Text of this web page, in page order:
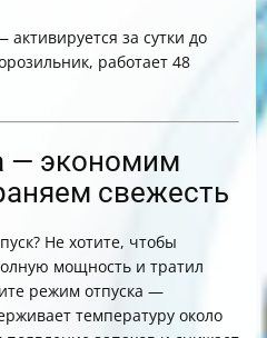
активируется за сутки до
работает 48
— экономим
свежесть
Не хотите, чтобы
мощность и тратил
режим отпуска —
температуру около